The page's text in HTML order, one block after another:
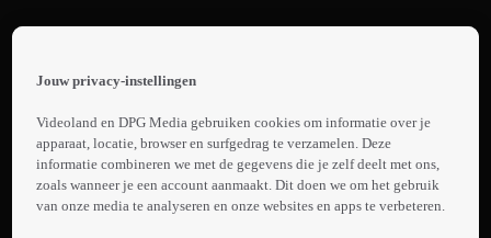
page
Op
Honeymoon
Island
1. Trailer:
Gestrand
Op
Jouw privacy-instellingen
Videoland en DPG Media gebruiken cookies om informatie over je
apparaat, locatie, browser en surfgedrag te verzamelen. Deze
informatie combineren we met de gegevens die je zelf deelt met ons,
zoals wanneer je een account aanmaakt. Dit doen we om het gebruik
van onze media te analyseren en onze websites en apps te verbeteren.